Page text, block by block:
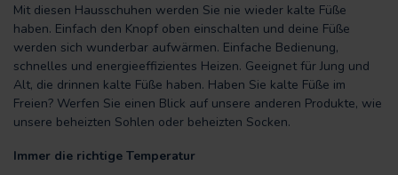
Mit diesen Hausschuhen werden Sie nie wieder kalte Füße
haben. Einfach den Knopf oben einschalten und deine Füße
werden sich wunderbar aufwärmen. Einfache Bedienung,
schnelles und energieeffizientes Heizen. Geeignet für Jung und
Alt, die drinnen kalte Füße haben. Haben Sie kalte Füße im
Freien? Werfen Sie einen Blick auf unsere anderen Produkte, wie
unsere beheizten Sohlen oder beheizten Socken.
Immer die richtige Temperatur